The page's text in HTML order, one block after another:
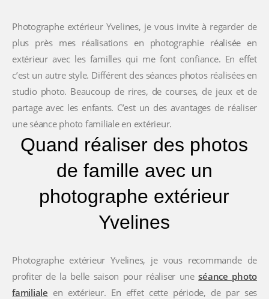
Photographe extérieur Yvelines, je vous invite à regarder de
plus près mes réalisations en photographie réalisée en
extérieur avec les familles qui me font confiance. En effet
c’est un autre style. Différent des séances photos réalisées en
studio photo. Beaucoup de rires, de courses, de jeux et de
partage avec les enfants. C’est un des avantages de réaliser
une séance photo familiale en extérieur.
Quand réaliser des photos
de famille avec un
photographe extérieur
Yvelines
Photographe extérieur Yvelines, je vous recommande de
profiter de la belle saison pour réaliser uneséance photo
familiale en extérieur. En effet cette période, de par ses